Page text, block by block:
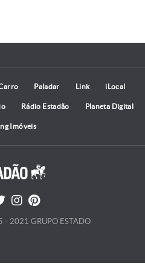
Paladar Link iLocal
Rádio Estadão Planeta Digital
Imóveis
- 2021 GRUPO ESTADO